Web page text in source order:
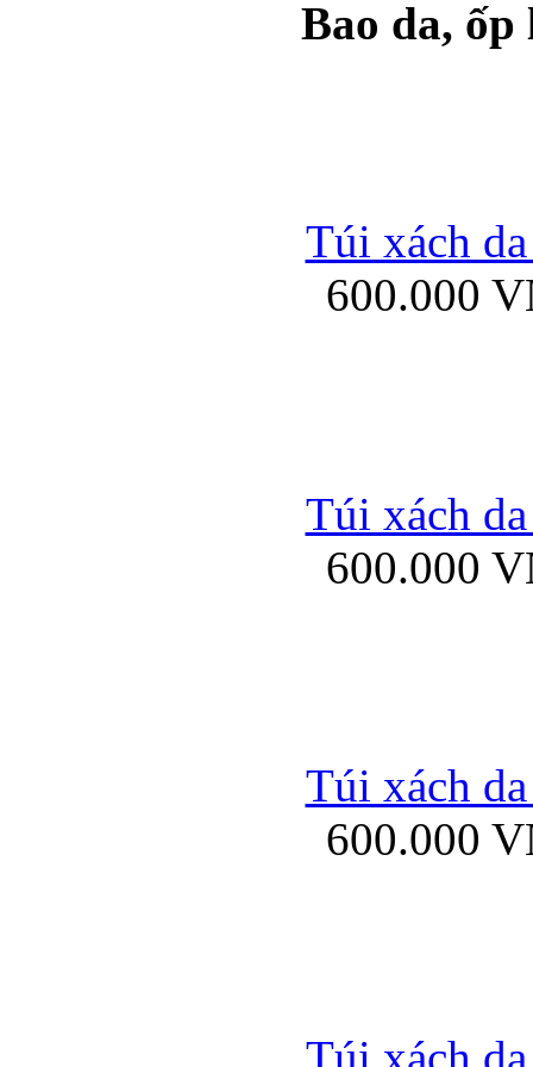
Ốp lưng silicon
Ốp lưng Samsung
Ốp lưng
Bao da,
Túi xách
600.000
Túi xách
600.000
Túi xách
600.000